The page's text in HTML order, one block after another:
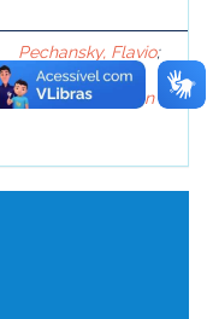
Pechansky, Flavio;
Kessler, Felix;
Diemen, Lisia von